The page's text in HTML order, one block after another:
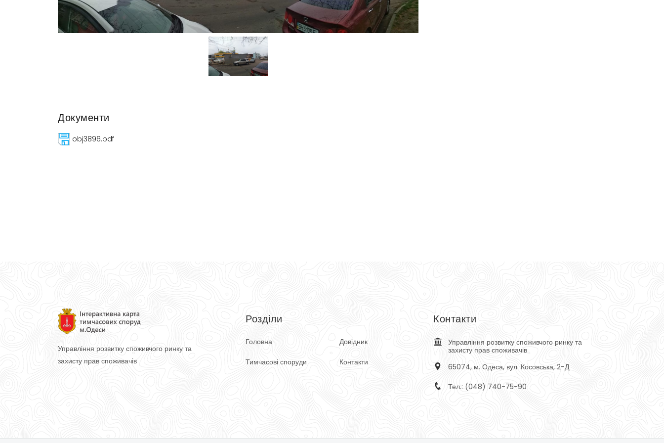
Документи
obj3896.pdf
Управління розвитку споживчого ринку та
захисту прав споживачів
Розділи
Головна
Тимчасові споруди
Довідник
Контакти
Контакти
Управління розвитку споживчого ринку та
захисту прав споживачів
65074, м. Одеса, вул. Косовська, 2-Д
Тел.: (048) 740-75-90